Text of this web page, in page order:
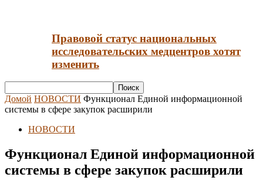
Правовой статус национальных
исследовательских медцентров хотят
изменить
Домой НОВОСТИ Функционал Единой информационной
системы в сфере закупок расширили
НОВОСТИ
Функционал Единой информационной
системы в сфере закупок расширили